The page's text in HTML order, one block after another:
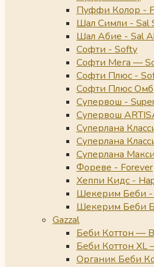
Пуффи Колор -
Шал Симли - Sal
Шал Абие - Sal
Софти - Softy
Софти Мега —
Софти Плюс -
Софти Плюс
Супервош -
Супервош
Суперлана
Суперлана
Суперлана
Фореве - Forever
Хеппи Кидс -
Шекерим Беби -
Шекерим Беби
Gazzal
Беби Коттон —
Беби Коттон XL
Органик Беби